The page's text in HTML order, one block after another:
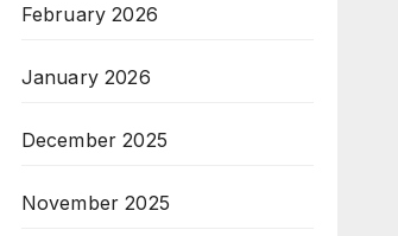
February 2026
January 2026
December 2025
November 2025